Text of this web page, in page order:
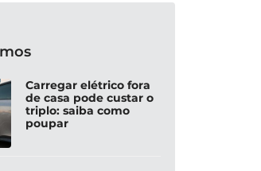
Carregar elétrico fora
de casa pode custar o
triplo: saiba como
poupar